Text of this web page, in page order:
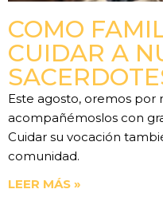
COMO
CUIDAR A
Este agosto, oremos por
acompañémoslos con
Cuidar su vocación
comunidad.
LEER MÁS »